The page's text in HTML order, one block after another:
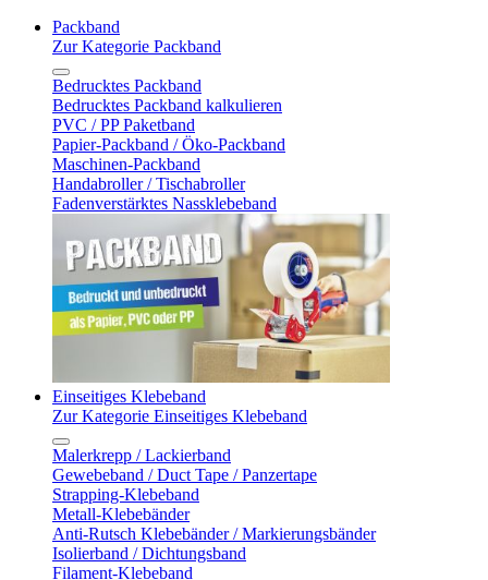
Packband
Zur Kategorie Packband
Bedrucktes Packband
Bedrucktes Packband kalkulieren
PVC / PP Paketband
Papier-Packband / Öko-Packband
Maschinen-Packband
Handabroller / Tischabroller
Fadenverstärktes Nassklebeband
Einseitiges Klebeband
Zur Kategorie Einseitiges Klebeband
Malerkrepp / Lackierband
Gewebeband / Duct Tape / Panzertape
Strapping-Klebeband
Metall-Klebebänder
Anti-Rutsch Klebebänder / Markierungsbänder
Isolierband / Dichtungsband
Filament-Klebeband